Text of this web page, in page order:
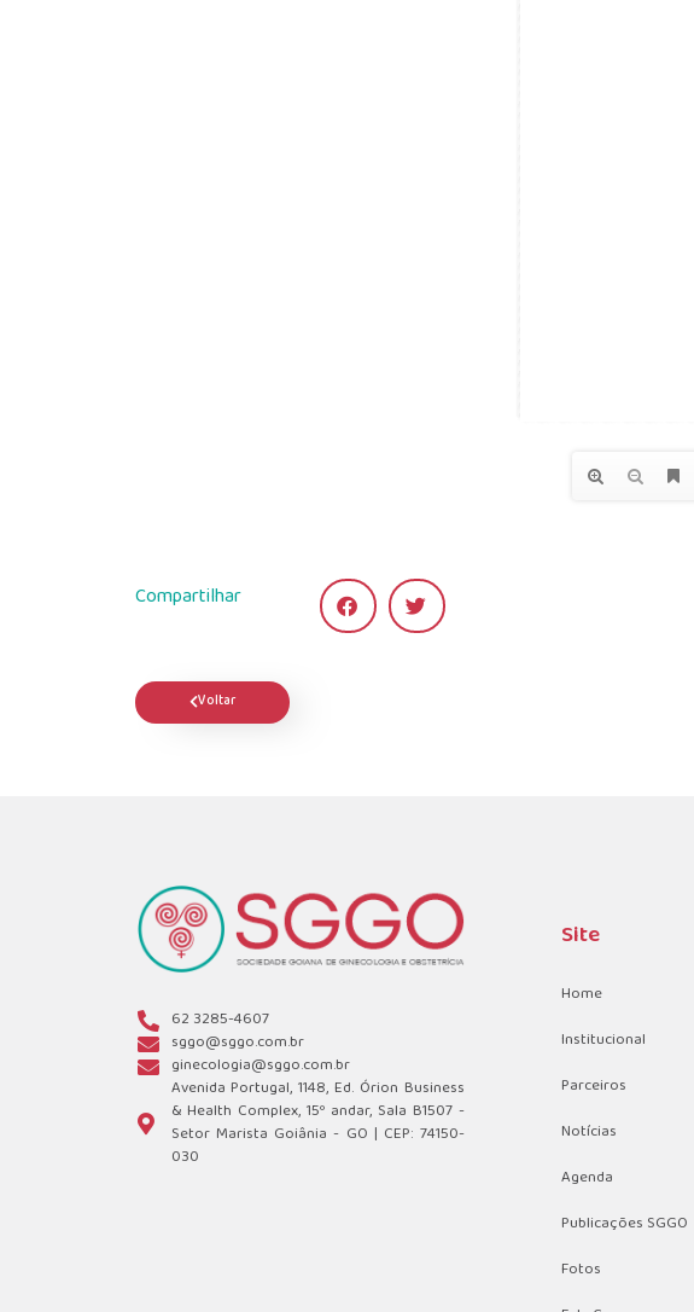
Compartilhar
Voltar
62 3285-4607
sggo@sggo.com.br
ginecologia@sggo.com.br
Avenida Portugal, 1148, Ed. Órion Business
& Health Complex, 15º andar, Sala B1507 -
Setor Marista Goiânia - GO | CEP: 74150-
030
Site
Home
Institucional
Parceiros
Notícias
Agenda
Publicações SGGO
Fotos